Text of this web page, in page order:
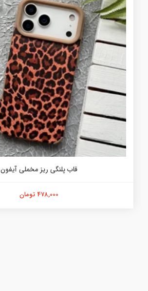
قاب پلنگی ریز مخملی آیفون
478,000 تومان